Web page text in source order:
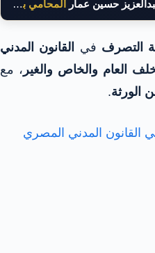
حسين عمار المحامي بالنقض
التصرف في
القانون المدني
العام والخاص والغير ، مع
الورثة.